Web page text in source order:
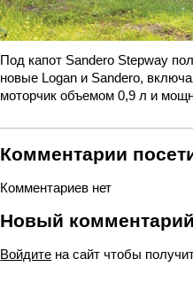
Под капот Sandero Stepway
новые Logan и Sandero,
моторчик объемом 0,9 л и
Комментарии
Комментариев нет
Новый
Войдите на сайт чтобы